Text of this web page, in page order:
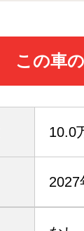
この車
10.0
2027